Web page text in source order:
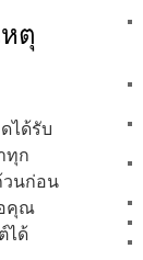
ตุ
ได้รับ
ทุก
วนก่อน
คุณ
ได้